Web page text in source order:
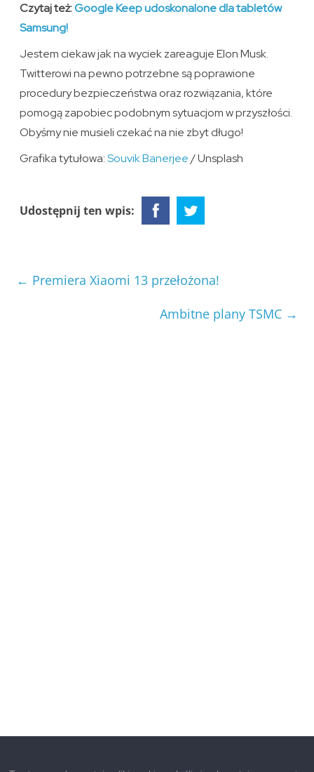
Czytaj też:Google Keep udoskonalone dla tabletów
Samsung!
Jestem ciekaw jak na wyciek zareaguje Elon Musk.
Twitterowi na pewno potrzebne są poprawione
procedury bezpieczeństwa oraz rozwiązania, które
pomogą zapobiec podobnym sytuacjom w przyszłości.
Obyśmy nie musieli czekać na nie zbyt długo!
Grafika tytułowa:Souvik Banerjee/ Unsplash
Udostępnij ten wpis:
← Premiera Xiaomi 13 przełożona!
Ambitne plany TSMC →